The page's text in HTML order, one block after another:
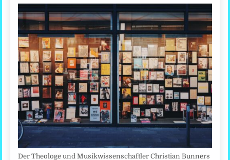
Der Theologe und Musikwissenschaftler Christian Bunners